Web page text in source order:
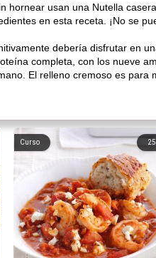
hornear usan una Nutella
en esta receta. ¡No se
debería disfrutar en
completa, con los nueve
El relleno cremoso es para
25
Curso